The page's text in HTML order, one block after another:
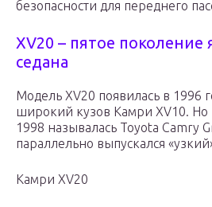
безопасности для переднего
XV20 – пятое поколение
седана
Модель XV20 появилась в 1996
широкий кузов Камри XV10. Но
1998 называлась Toyota Camry
параллельно выпускался
Камри XV20